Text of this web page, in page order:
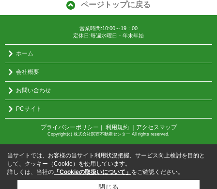
ページトップに戻る
営業時間:10:00～19：00
定休日:毎週水曜日・年末年始
ホーム
会社概要
お問い合わせ
PCサイト
プライバシーポリシー 利用規約 ｜アクセスマップ
Copyright(c) 株式会社関西不動産センター All rights reserved.
当サイトでは、お客様の当サイト利用状況把握、サービス向上検討を目的と
して、クッキー（Cookie）を使用しています。
詳しくは、当社の 「Cookieの取扱いについて」 をご確認ください。
閉じる